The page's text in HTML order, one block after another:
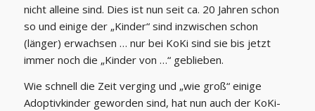
nicht alleine sind. Dies ist nun seit ca. 20 Jahren schon
so und einige der „Kinder“ sind inzwischen schon
(länger) erwachsen … nur bei KoKi sind sie bis jetzt
immer noch die „Kinder von …“ geblieben.
Wie schnell die Zeit verging und „wie groß“ einige
Adoptivkinder geworden sind, hat nun auch der KoKi-